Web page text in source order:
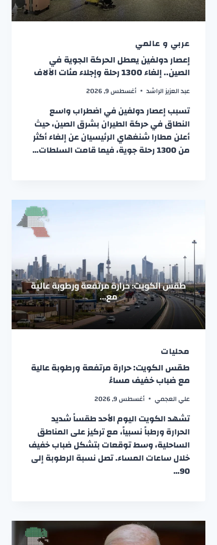
عربي و عالمي
إعصار دولفين يعطل الحركة الجوية في
الصين.. إلغاء 1300 رحلة وإجلاء مئات الآلاف
عبد العزيز الراشد أغسطس 9, 2026
تسبب إعصار دولفين في اضطراب واسع
النطاق في حركة الطيران بشرق الصين، حيث
أعلن مطارا شنغهاي الرئيسيان عن إلغاء أكثر
من 1300 رحلة جوية، فيما قامت السلطات…
محليات
طقس الكويت: حرارة مرتفعة ورطوبة عالية
مع ضباب خفيف مساءً
علي العجمي أغسطس 9, 2026
تشهد الكويت اليوم الأحد طقساً شديد
الحرارة ورطباً نسبياً، مع تركيز على المناطق
الساحلية، وسط توقعات بتشكل ضباب خفيف
خلال ساعات المساء. تصل نسبة الرطوبة إلى
90…